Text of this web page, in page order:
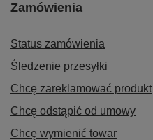
Zamówienia
Status zamówienia
Śledzenie przesyłki
Chcę zareklamować produkt
Chcę odstąpić od umowy
Chcę wymienić towar